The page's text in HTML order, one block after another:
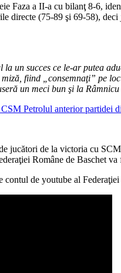
Faza a II-a cu bilanţ 8-6,
directe (75-89 şi 69-58),
la un succes ce le-ar putea
fiind „consemnaţi” pe
un meci bun şi la
Petrolul anterior partidei
jucători de la victoria cu
Române de Baschet
contul de youtube al